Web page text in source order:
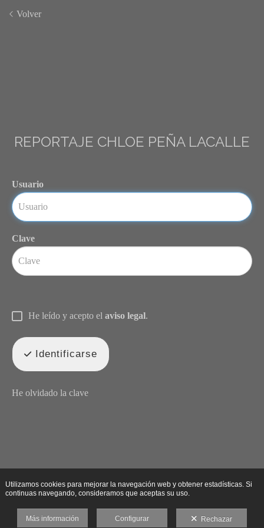
Volver
REPORTAJE CHLOE PEÑA LACALLE
Usuario
Clave
He leído y acepto el aviso legal.
Identificarse
He olvidado la clave
Utilizamos cookies para mejorar la navegación web y obtener estadísticas. Si
continuas navegando, consideramos que aceptas su uso.
Más información Configurar Rechazar